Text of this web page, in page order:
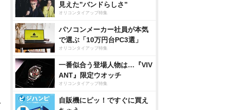
見えた”バンドらしさ”
オリコンタイアップ特集
パソコンメーカー社員が本気
で選ぶ「10万円台PC3選」
オリコンタイアップ特集
一番似合う登場人物は…『VIV
ANT』限定ウオッチ
オリコンタイアップ特集
自販機にピッ！ですぐに買え